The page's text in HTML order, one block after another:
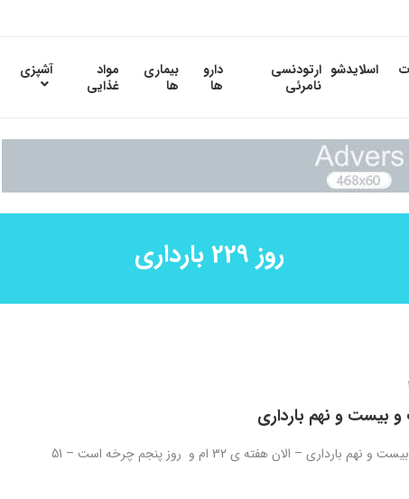
اسلایدشو ارتودنسی
نامرئی
دارو
ها
بیماری
ها
مواد
غذایی
آشپزی
روز 229 بارداری
بیست و نهم بارداری
روز دویست و بیست و نهم بارداری – الان هفته ی 32 ام و روز پنجم چرخه است – 51